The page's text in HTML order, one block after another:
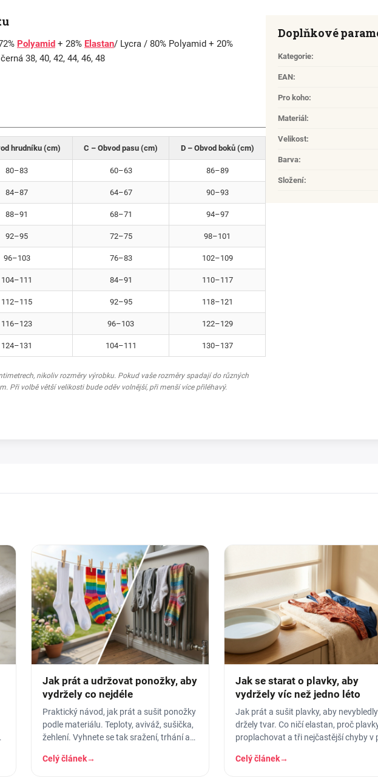
Polyamid + 28% Elastan/ Lycra / 80% Polyamid + 20%
38, 40, 42, 44, 46, 48
hrudníku (cm) C – Obvod pasu (cm) D – Obvod boků (cm)
80–83 60–63 86–89
84–87 64–67 90–93
88–91 68–71 94–97
92–95 72–75 98–101
96–103 76–83 102–109
104–111 84–91 110–117
112–115 92–95 118–121
116–123 96–103 122–129
124–131 104–111 130–137
nikoliv rozměry výrobku. Pokud vaše rozměry spadají do různých
Při volbě větší velikosti bude oděv volnější, při menší více přiléhavý.
Doplňkové
Kategorie:
EAN:
Pro koho:
Materiál :
Velikost:
Barva:
Složení:
Jak prát a udržovat ponožky, aby
vydržely co nejdéle
Praktický návod, jak prát a sušit ponožky
podle materiálu. Teploty, aviváž, sušička,
žehlení. Vyhnete se tak sražení, trhání a
Celý článek→
Jak se starat o plavky, aby
vydržely víc než jedno léto
Jak prát a sušit plavky, aby
držely tvar. Co ničí elastan, proč
proplachovat a tři nejčastější chyby v
Celý článek→